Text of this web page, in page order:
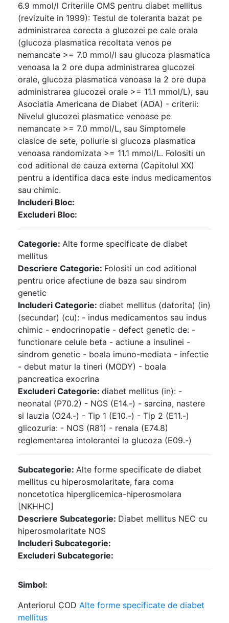
6.9 mmol/l Criteriile OMS pentru diabet mellitus
(revizuite in 1999): Testul de toleranta bazat pe
administrarea corecta a glucozei pe cale orala
(glucoza plasmatica recoltata venos pe
nemancate >= 7.0 mmol/l sau glucoza plasmatica
venoasa la 2 ore dupa administrarea glucozei
orale, glucoza plasmatica venoasa la 2 ore dupa
administrarea glucozei orale >= 11.1 mmol/L), sau
Asociatia Americana de Diabet (ADA) - criterii:
Nivelul glucozei plasmatice venoase pe
nemancate >= 7.0 mmol/L, sau Simptomele
clasice de sete, poliurie si glucoza plasmatica
venoasa randomizata >= 11.1 mmol/L. Folositi un
cod aditional de cauza externa (Capitolul XX)
pentru a identifica daca este indus medicamentos
sau chimic.
Includeri Bloc:
Excluderi Bloc:
Categorie: Alte forme specificate de diabet
mellitus
Descriere Categorie: Folositi un cod aditional
pentru orice afectiune de baza sau sindrom
genetic
Includeri Categorie: diabet mellitus (datorita) (in)
(secundar) (cu): - indus medicamentos sau indus
chimic - endocrinopatie - defect genetic de: -
functionare celule beta - actiune a insulinei -
sindrom genetic - boala imuno-mediata - infectie
- debut matur la tineri (MODY) - boala
pancreatica exocrina
Excluderi Categorie: diabet mellitus (in): -
neonatal (P70.2) - NOS (E14.-) - sarcina, nastere
si lauzia (O24.-) - Tip 1 (E10.-) - Tip 2 (E11.-)
glicozuria: - NOS (R81) - renala (E74.8)
reglementarea intolerantei la glucoza (E09.-)
Subcategorie: Alte forme specificate de diabet
mellitus cu hiperosmolaritate, fara coma
noncetotica hiperglicemica-hiperosmolara
[NKHHC]
Descriere Subcategorie: Diabet mellitus NEC cu
hiperosmolaritate NOS
Includeri Subcategorie:
Excluderi Subcategorie:
Simbol:
Anteriorul COD Alte forme specificate de diabet
mellitus